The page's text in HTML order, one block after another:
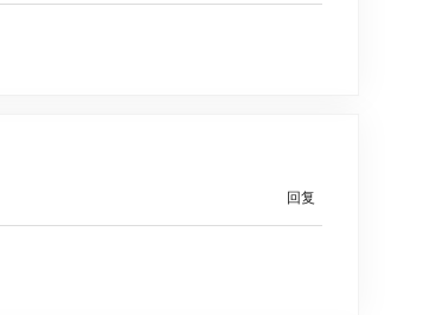
回复